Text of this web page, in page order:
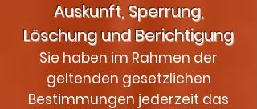
Auskunft, Sperrung,
Löschung und Berichtigung
Sie haben im Rahmen der
geltenden gesetzlichen
Bestimmungen jederzeit das